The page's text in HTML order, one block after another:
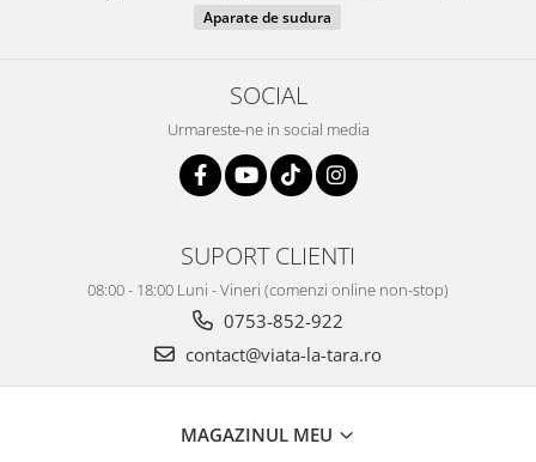
Aparate de sudura
SOCIAL
Urmareste-ne in social media
SUPORT CLIENTI
08:00 - 18:00 Luni - Vineri (comenzi online non-stop)
0753-852-922
contact@viata-la-tara.ro
MAGAZINUL MEU